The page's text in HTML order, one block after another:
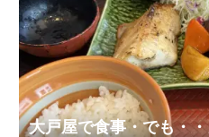
大戸屋で食事・でも・